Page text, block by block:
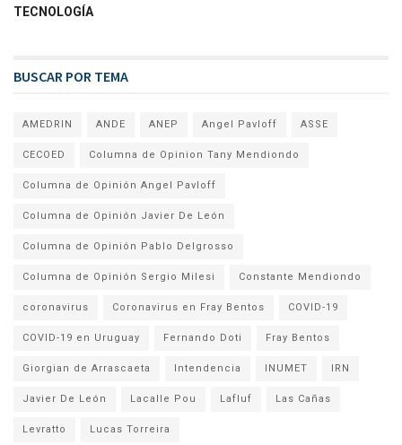
TECNOLOGÍA
BUSCAR POR TEMA
AMEDRIN ANDE ANEP Angel Pavloff ASSE
CECOED Columna de Opinion Tany Mendiondo
Columna de Opinión Angel Pavloff
Columna de Opinión Javier De León
Columna de Opinión Pablo Delgrosso
Columna de Opinión Sergio Milesi Constante Mendiondo
coronavirus Coronavirus en Fray Bentos COVID-19
COVID-19 en Uruguay Fernando Doti Fray Bentos
Giorgian de Arrascaeta Intendencia INUMET IRN
Javier De León Lacalle Pou Lafluf Las Cañas
Levratto Lucas Torreira